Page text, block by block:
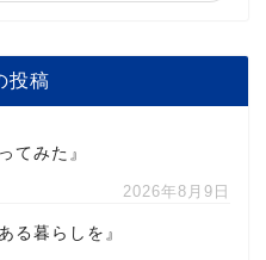
投稿
てみた』
2026年8月9日
る暮らしを』